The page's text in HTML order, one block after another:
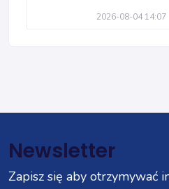
2026-08-04 14:07
Newsletter
Zapisz się aby otrzymywać